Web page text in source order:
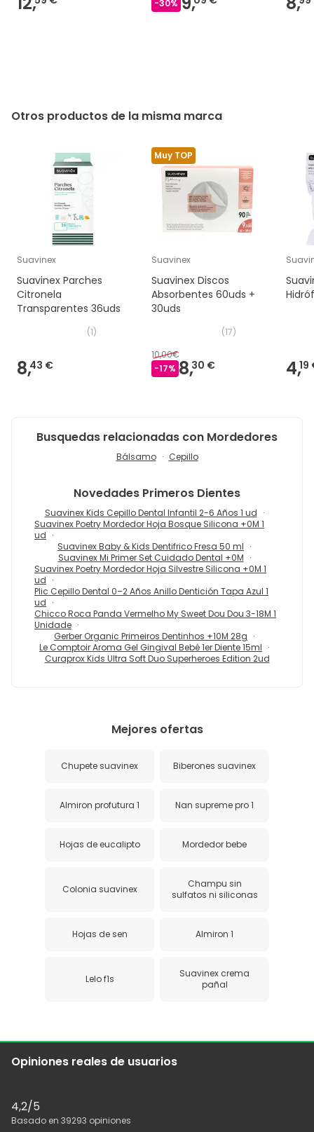
-30%
Otros productos de la misma marca
Suavinex
Suavinex Parches
Citronela
Transparentes 36uds
(1)
8,43 €
Muy TOP
Suavinex
Suavinex Discos
Absorbentes 60uds +
30uds
(17)
10,00€
-17% 8,30 € 4,19
Busquedas relacionadas con Mordedores
Bálsamo Cepillo
Novedades Primeros Dientes
Suavinex Kids Cepillo Dental Infantil 2-6 Años 1 ud
Suavinex Poetry Mordedor Hoja Bosque Silicona +0M 1
ud
Suavinex Baby & Kids Dentifrico Fresa 50 ml
Suavinex Mi Primer Set Cuidado Dental +0M
Suavinex Poetry Mordedor Hoja Silvestre Silicona +0M 1
ud
Plic Cepillo Dental 0–2 Años Anillo Dentición Tapa Azul 1
ud
Chicco Roca Panda Vermelho My Sweet Dou Dou 3-18M 1
Unidade
Gerber Organic Primeiros Dentinhos +10M 28g
Le Comptoir Aroma Gel Gingival Bebé 1er Diente 15ml
Curaprox Kids Ultra Soft Duo Superheroes Edition 2ud
Mejores ofertas
Chupete suavinex Biberones suavinex
Almiron profutura 1 Nan supreme pro 1
Hojas de eucalipto Mordedor bebe
Colonia suavinex
Champu sin
sulfatos ni siliconas
Hojas de sen Almiron 1
Lelo f1s
Suavinex crema
pañal
Opiniones reales de usuarios
4,2/5
Basado en 39293 opiniones